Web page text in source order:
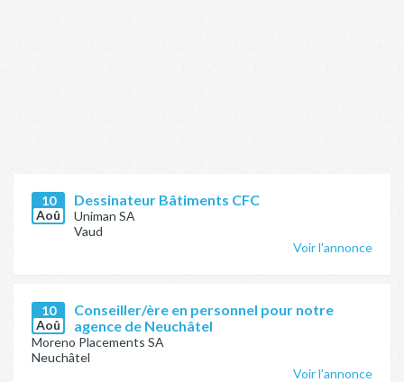
10
Aoû
Dessinateur Bâtiments CFC
Uniman SA
Vaud
Voir l'annonce
10
Aoû
Conseiller/ère en personnel pour notre
agence de Neuchâtel
Moreno Placements SA
Neuchâtel
Voir l'annonce